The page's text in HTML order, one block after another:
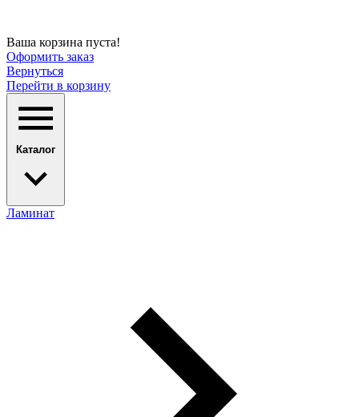
Ваша корзина пуста!
Оформить заказ
Вернуться
Перейти в корзину
Каталог
Ламинат